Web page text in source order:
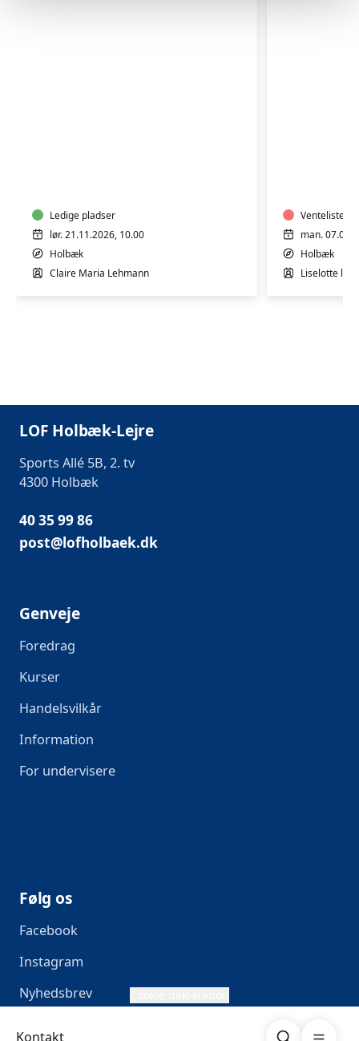
Kontakt Søg
Ledige pladser
lør. 21.11.2026, 10.00
Holbæk
Claire Maria Lehmann
Venteliste
man.
Holbæk
Liselotte le
LOF Holbæk-Lejre
Sports Allé 5B, 2. tv
4300 Holbæk
40 35 99 86
post@lofholbaek.dk
Genveje
Foredrag
Kurser
Handelsvilkår
Information
For undervisere
Følg os
Facebook
Instagram
Nyhedsbrev